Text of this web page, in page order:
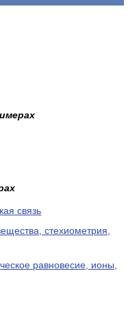
связь
стехиометрия,
равновесие, ионы,